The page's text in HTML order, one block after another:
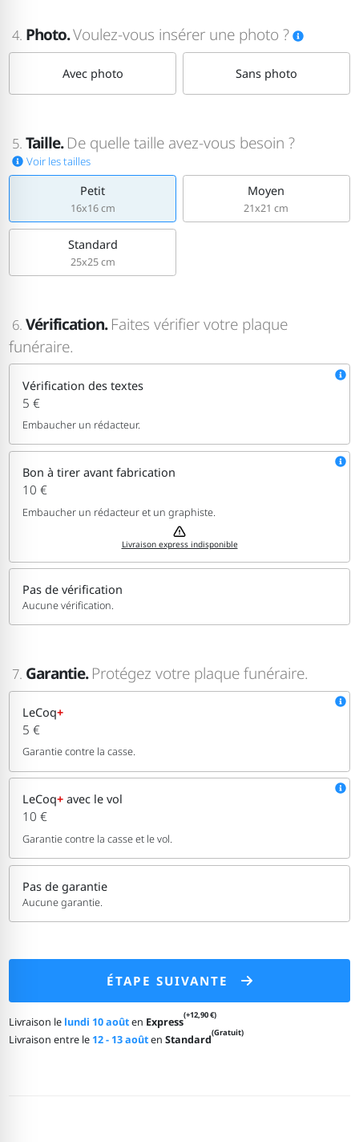
4. Photo.Voulez-vous insérer une photo ?
Avec photo Sans photo
5. Taille. De quelle taille avez-vous besoin ?
Voir les tailles
Petit
16x16 cm
Moyen
21x21 cm
Standard
25x25 cm
6. Vérification. Faites vérifier votre plaque
funéraire.
Vérification des textes
5 €
Embaucher un rédacteur.
Bon à tirer avant fabrication
10 €
Embaucher un rédacteur et un graphiste.
Livraison express indisponible
Pas de vérification
Aucune vérification.
7. Garantie. Protégez votre plaque funéraire.
LeCoq+
5 €
Garantie contre la casse.
LeCoq+avec le vol
10 €
Garantie contre la casse et le vol.
Pas de garantie
Aucune garantie.
ÉTAPE SUIVANTE
Livraison le lundi 10 aoûten Express(+12,90 €)
Livraison entre le 12 - 13 aoûtenStandard(Gratuit)